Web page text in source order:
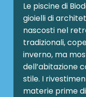
Le piscine di
gioielli di
nascosti nel
tradizionali,
inverno, ma
dell’abitazione
stile. I
materie prime